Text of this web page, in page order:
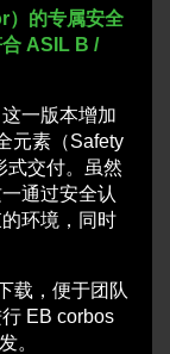
）的专属安全
ASIL B /
一版本增加
元素（Safety
式交付。虽然
通过安全认
环境，同时
载，便于团队
EB corbos
。